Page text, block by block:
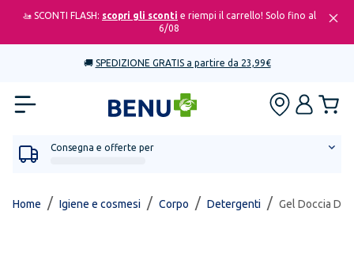
🚤 SCONTI FLASH: scopri gli sconti e riempi il carrello! Solo fino al
6/08
🚚 SPEDIZIONE GRATIS a partire da 23,99€
Consegna e offerte per
Home / Igiene e cosmesi / Corpo / Detergenti / Gel Doccia